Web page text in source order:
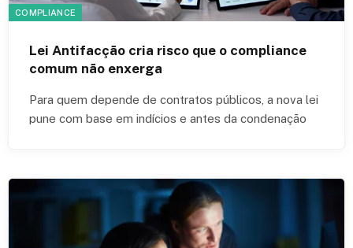
COMPLIANCE
Lei Antifacção cria risco que o compliance
comum não enxerga
Para quem depende de contratos públicos, a nova lei
pune com base em indícios e antes da condenação